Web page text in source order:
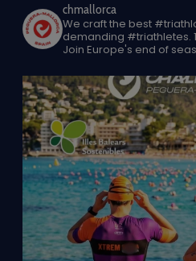
chmallorca
We craft the best
demanding #triathletes.
Join Europe's end of